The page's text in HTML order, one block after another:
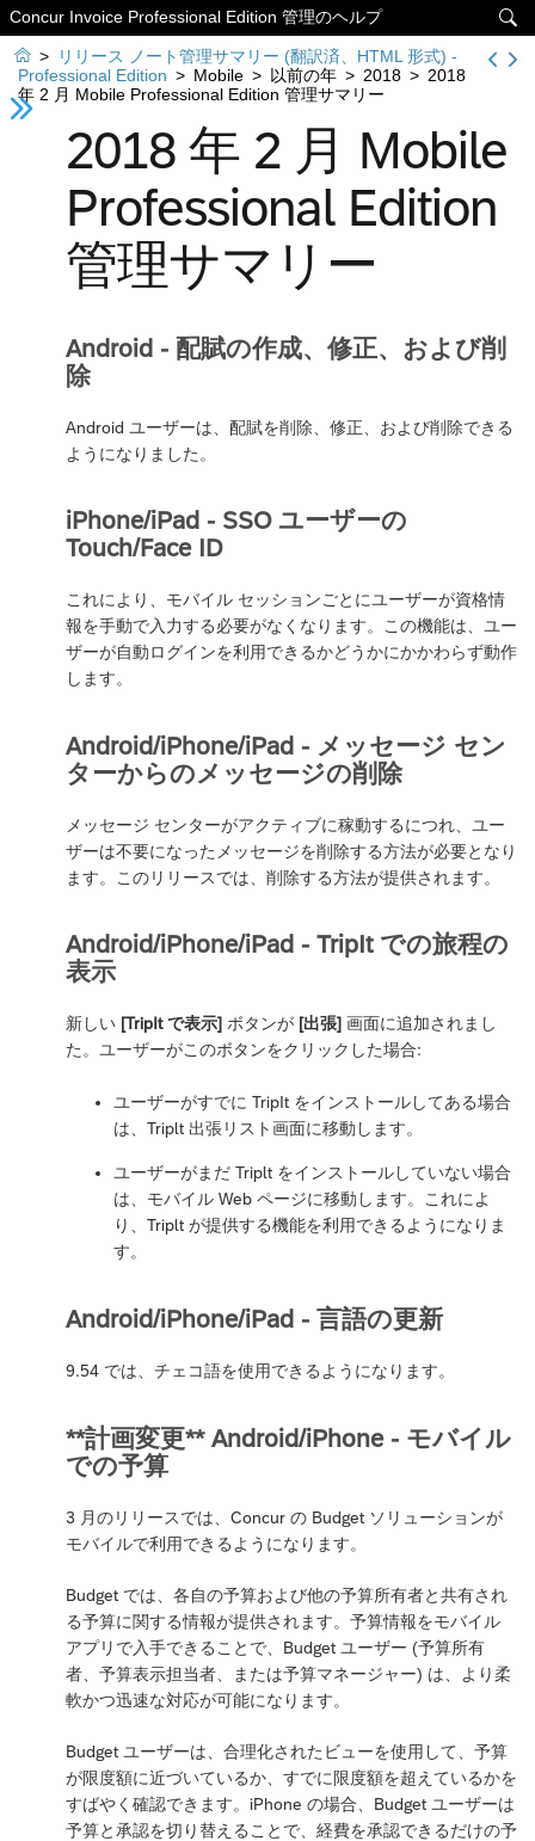

Concur Invoice Professional Edition 管理のヘルプ
 >
リリース ノート管理サマリー (翻訳済、HTML 形式) -
Professional Edition > Mobile > 以前の年 > 2018 > 2018
年 2 月 Mobile Professional Edition 管理サマリー
2018 年 2 月 Mobile
Professional Edition
管理サマリー
Android - 配賦の作成、修正、および削
除
Android ユーザーは、配賦を削除、修正、および削除できる
ようになりました。
iPhone/iPad - SSO ユーザーの
Touch/Face ID
これにより、モバイル セッションごとにユーザーが資格情
報を手動で入力する必要がなくなります。この機能は、ユー
ザーが自動ログインを利用できるかどうかにかかわらず動作
します。
Android/iPhone/iPad - メッセージ セン
ターからのメッセージの削除
メッセージ センターがアクティブに稼動するにつれ、ユー
ザーは不要になったメッセージを削除する方法が必要となり
ます。このリリースでは、削除する方法が提供されます。
Android/iPhone/iPad - TripIt での旅程の
表示
新しい [TripIt で表示] ボタンが [出張] 画面に追加されまし
た。ユーザーがこのボタンをクリックした場合:
ユーザーがすでに TripIt をインストールしてある場合
は、Triplt 出張リスト画面に移動します。
ユーザーがまだ Triplt をインストールしていない場合
は、モバイル Web ページに移動します。これによ
り、Triplt が提供する機能を利用できるようになりま
す。
Android/iPhone/iPad - 言語の更新
9.54 では、チェコ語を使用できるようになります。
**計画変更** Android/iPhone - モバイル
での予算
3 月のリリースでは、Concur の Budget ソリューションが
モバイルで利用できるようになります。
Budget では、各自の予算および他の予算所有者と共有され
る予算に関する情報が提供されます。予算情報をモバイル
アプリで入手できることで、Budget ユーザー (予算所有
者、予算表示担当者、または予算マネージャー) は、より柔
軟かつ迅速な対応が可能になります。
Budget ユーザーは、合理化されたビューを使用して、予算
が限度額に近づいているか、すでに限度額を超えているかを
すばやく確認できます。iPhone の場合、Budget ユーザーは
予算と承認を切り替えることで、経費を承認できるだけの予